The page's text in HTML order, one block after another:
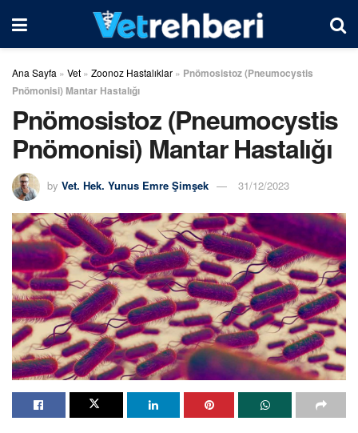
Ana Sayfa » Vet » Zoonoz Hastalıklar » Pnömosistoz (Pneumocystis
Pnömonisi) Mantar Hastalığı
Pnömosistoz (Pneumocystis
Pnömonisi) Mantar Hastalığı
by Vet. Hek. Yunus Emre Şimşek 31/12/2023